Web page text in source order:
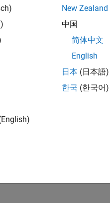
New Zealand
中国
简体中文
English
日本 (日本語)
한국 (한국어)